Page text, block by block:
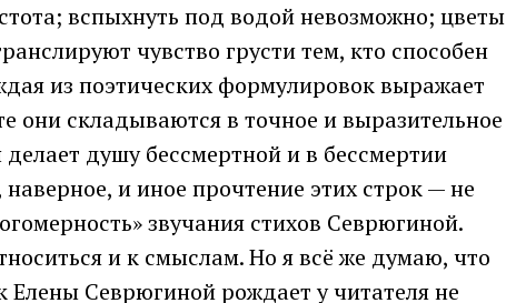
вспыхнуть под водой невозможно; цветы
чувство грусти тем, кто способен
из поэтических формулировок выражает
они складываются в точное и выразительное
душу бессмертной и в бессмертии
и иное прочтение этих строк — не
звучания стихов Севрюгиной.
и к смыслам. Но я всё же думаю, что
Севрюгиной рождает у читателя не